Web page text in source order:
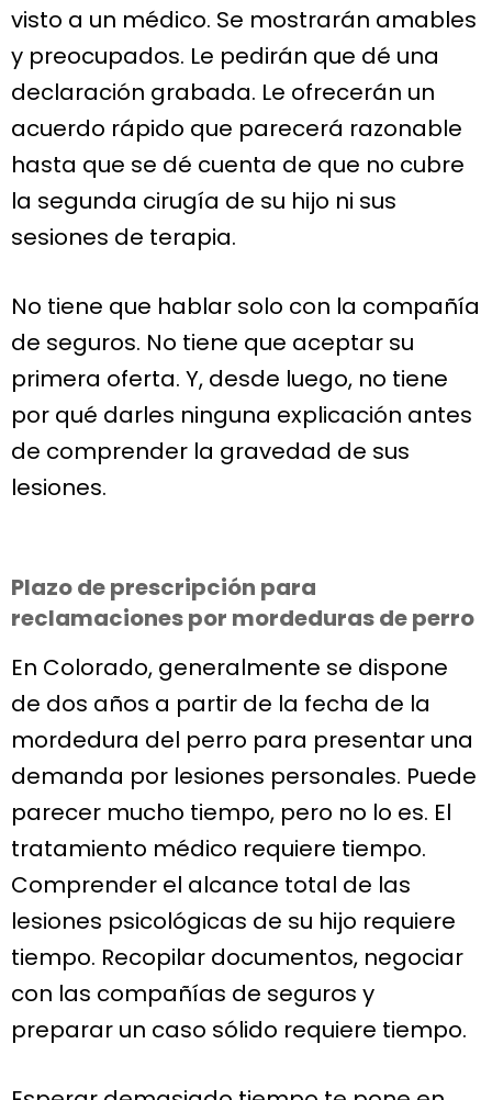
visto a un médico. Se mostrarán amables
y preocupados. Le pedirán que dé una
declaración grabada. Le ofrecerán un
acuerdo rápido que parecerá razonable
hasta que se dé cuenta de que no cubre
la segunda cirugía de su hijo ni sus
sesiones de terapia.
No tiene que hablar solo con la compañía
de seguros. No tiene que aceptar su
primera oferta. Y, desde luego, no tiene
por qué darles ninguna explicación antes
de comprender la gravedad de sus
lesiones.
Plazo de prescripción para
reclamaciones por mordeduras de perro
En Colorado, generalmente se dispone
de dos años a partir de la fecha de la
mordedura del perro para presentar una
demanda por lesiones personales. Puede
parecer mucho tiempo, pero no lo es. El
tratamiento médico requiere tiempo.
Comprender el alcance total de las
lesiones psicológicas de su hijo requiere
tiempo. Recopilar documentos, negociar
con las compañías de seguros y
preparar un caso sólido requiere tiempo.